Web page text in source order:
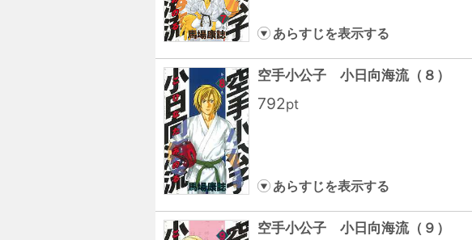
あらすじを表示する
空手小公子 小日向海流（８）
792pt
あらすじを表示する
空手小公子 小日向海流（９）